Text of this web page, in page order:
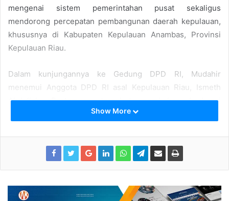
mengenai sistem pemerintahan pusat sekaligus
mendorong percepatan pembangunan daerah kepulauan,
khususnya di Kabupaten Kepulauan Anambas, Provinsi
Kepulauan Riau.
Dalam kunjungannya ke Gedung DPD RI, Mudahir
menemui Anggota DPD RI asal Kepulauan Riau, Ismeth
Abdullah. Pertemuan tersebut membahas berbagai
persoalan dan kebutuhan pembangunan di wilayah
kawasan perbatasan.
dan menjadi perhatian lebih sehingga akan mendapatkan
Show More